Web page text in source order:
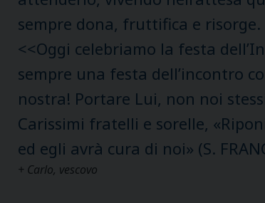
sempre dona, fruttifica e risorge.
<<Oggi celebriamo la festa
sempre una festa dell’incontro
nostra! Portare Lui, non noi
Carissimi fratelli e sorelle,
ed egli avrà cura di noi» (S.
+ Carlo, vescovo